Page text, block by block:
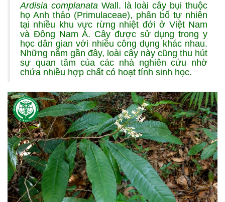
Ardisia complanata Wall. là loài cây bụi thuộc
họ Anh thảo (Primulaceae), phân bố tự nhiên
tại nhiều khu vực rừng nhiệt đới ở Việt Nam
và Đông Nam Á. Cây được sử dụng trong y
học dân gian với nhiều công dụng khác nhau.
Những năm gần đây, loài cây này cũng thu hút
sự quan tâm của các nhà nghiên cứu nhờ
chứa nhiều hợp chất có hoạt tính sinh học.